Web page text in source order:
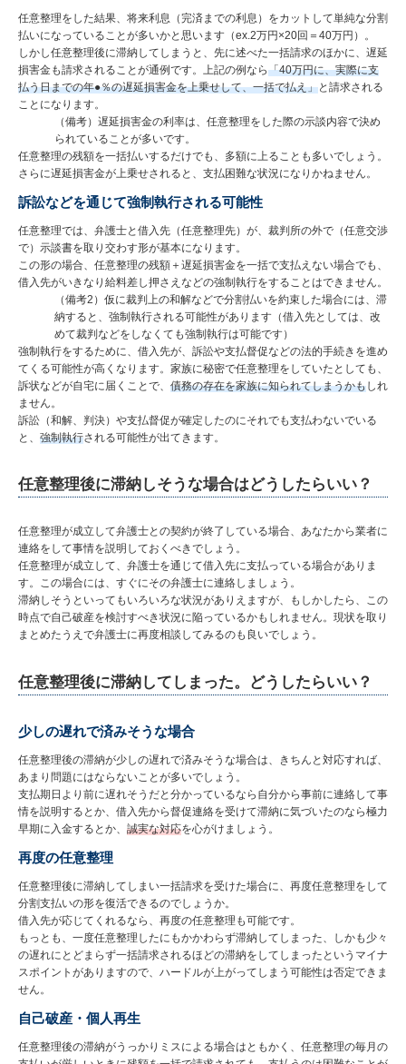
任意整理をした結果、将来利息（完済までの利息）をカットして単純な分割
払いになっていることが多いかと思います（ex.2万円×20回＝40万円）。
しかし任意整理後に滞納してしまうと、先に述べた一括請求のほかに、遅延
損害金も請求されることが通例です。上記の例なら「40万円に、実際に支
払う日までの年●％の遅延損害金を上乗せして、一括で払え」と請求される
ことになります。
（備考）遅延損害金の利率は、任意整理をした際の示談内容で決め
られていることが多いです。
任意整理の残額を一括払いするだけでも、多額に上ることも多いでしょう。
さらに遅延損害金が上乗せされると、支払困難な状況になりかねません。
訴訟などを通じて強制執行される可能性
任意整理では、弁護士と借入先（任意整理先）が、裁判所の外で（任意交渉
で）示談書を取り交わす形が基本になります。
この形の場合、任意整理の残額＋遅延損害金を一括で支払えない場合でも、
借入先がいきなり給料差し押さえなどの強制執行をすることはできません。
（備考2）仮に裁判上の和解などで分割払いを約束した場合には、滞
納すると、強制執行される可能性があります（借入先としては、改
めて裁判などをしなくても強制執行は可能です）
強制執行をするために、借入先が、訴訟や支払督促などの法的手続きを進め
てくる可能性が高くなります。家族に秘密で任意整理をしていたとしても、
訴状などが自宅に届くことで、 債務の存在を家族に知られてしまうかもしれ
ません。
訴訟（和解、判決）や支払督促が確定したのにそれでも支払わないでいる
と、 強制執行される可能性が出てきます。
任意整理後に滞納しそうな場合はどうしたらいい？
任意整理が成立して弁護士との契約が終了している場合、あなたから業者に
連絡をして事情を説明しておくべきでしょう。
任意整理が成立して、弁護士を通じて借入先に支払っている場合がありま
す。この場合には、すぐにその弁護士に連絡しましょう。
滞納しそうといってもいろいろな状況がありえますが、もしかしたら、この
時点で自己破産を検討すべき状況に陥っているかもしれません。現状を取り
まとめたうえで弁護士に再度相談してみるのも良いでしょう。
任意整理後に滞納してしまった。どうしたらいい？
少しの遅れで済みそうな場合
任意整理後の滞納が少しの遅れで済みそうな場合は、きちんと対応すれば、
あまり問題にはならないことが多いでしょう。
支払期日より前に遅れそうだと分かっているなら自分から事前に連絡して事
情を説明するとか、借入先から督促連絡を受けて滞納に気づいたのなら極力
早期に入金するとか、 誠実な対応を心がけましょう。
再度の任意整理
任意整理後に滞納してしまい一括請求を受けた場合に、再度任意整理をして
分割支払いの形を復活できるのでしょうか。
借入先が応じてくれるなら、再度の任意整理も可能です。
もっとも、一度任意整理したにもかかわらず滞納してしまった、しかも少々
の遅れにとどまらず一括請求されるほどの滞納をしてしまったというマイナ
スポイントがありますので、ハードルが上がってしまう可能性は否定できま
せん。
自己破産・個人再生
任意整理後の滞納がうっかりミスによる場合はともかく、任意整理の毎月の